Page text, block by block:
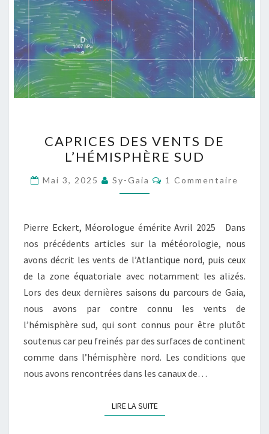
DES
VENTS
DE
L’HÉMISPHÈRE
CAPRICES DES VENTS DE
L’HÉMISPHÈRE SUD
Mai 3, 2025 Sy-Gaia Commentaires
1 Commentaire
Pierre Eckert, Méorologue émérite Avril 2025 Dans
nos précédents articles sur la météorologie, nous
avons décrit les vents de l’Atlantique nord, puis ceux
de la zone équatoriale avec notamment les alizés.
Lors des deux dernières saisons du parcours de Gaia,
nous avons par contre connu les vents de
l’hémisphère sud, qui sont connus pour être plutôt
soutenus car peu freinés par des surfaces de continent
comme dans l’hémisphère nord. Les conditions que
nous avons rencontrées dans les canaux de…
LIRE LA SUITELIRE LA SUITE